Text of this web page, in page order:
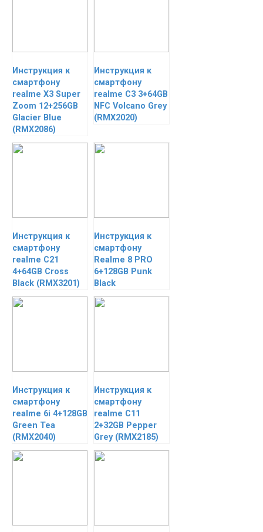
Инструкция к
смартфону
realme X3 Super
Zoom 12+256GB
Glacier Blue
(RMX2086)
Инструкция к
смартфону
realme C3 3+64GB
NFC Volcano Grey
(RMX2020)
Инструкция к
смартфону
realme C21
4+64GB Cross
Black (RMX3201)
Инструкция к
смартфону
Realme 8 PRO
6+128GB Punk
Black
Инструкция к
смартфону
realme 6i 4+128GB
Green Tea
(RMX2040)
Инструкция к
смартфону
realme C11
2+32GB Pepper
Grey (RMX2185)